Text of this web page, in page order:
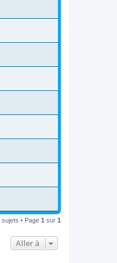
sujets • Page 1 sur 1
Aller à